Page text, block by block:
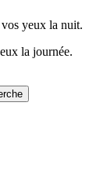
yeux la nuit.
la journée.